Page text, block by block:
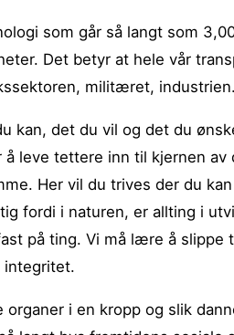
som går så langt som
Det betyr at hele vår
militæret,
kan, det du vil og det du
å leve tettere inn til kjernen
Her vil du trives der du
fordi i naturen, er allting i
på ting. Vi må lære å
integritet.
organer i en kropp og slik